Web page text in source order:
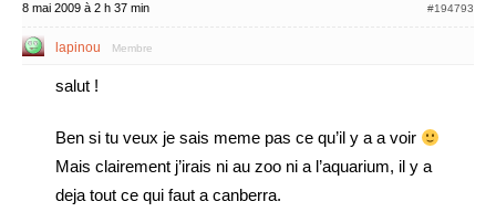
8 mai 2009 à 2 h 37 min #194793
lapinou Membre
salut !
Ben si tu veux je sais meme pas ce qu’il y a a voir
Mais clairement j’irais ni au zoo ni a l’aquarium, il y a
deja tout ce qui faut a canberra.